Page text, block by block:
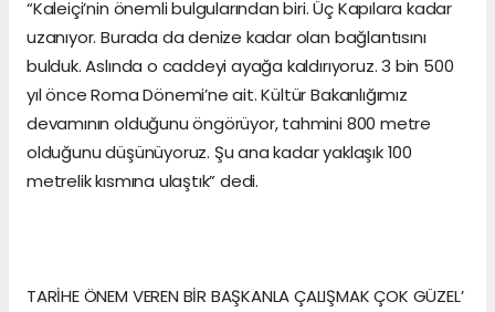
“Kaleiçi’nin önemli bulgularından biri. Üç Kapılara kadar
uzanıyor. Burada da denize kadar olan bağlantısını
bulduk. Aslında o caddeyi ayağa kaldırıyoruz. 3 bin 500
yıl önce Roma Dönemi’ne ait. Kültür Bakanlığımız
devamının olduğunu öngörüyor, tahmini 800 metre
olduğunu düşünüyoruz. Şu ana kadar yaklaşık 100
metrelik kısmına ulaştık” dedi.
TARİHE ÖNEM VEREN BİR BAŞKANLA ÇALIŞMAK ÇOK GÜZEL’